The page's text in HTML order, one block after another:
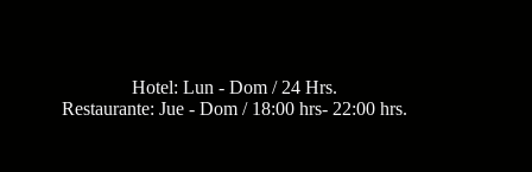
Hotel: Lun - Dom / 24 Hrs.
Restaurante: Jue - Dom / 18:00 hrs- 22:00 hrs.